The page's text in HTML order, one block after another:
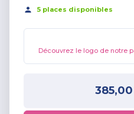
5 places disponibles
Découvrez le logo de notre